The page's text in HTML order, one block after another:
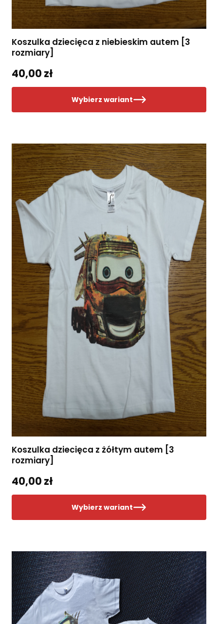
Koszulka dziecięca z niebieskim autem [3
rozmiary]
40,00 zł
Wybierz wariant
Koszulka dziecięca z żółtym autem [3
rozmiary]
40,00 zł
Wybierz wariant